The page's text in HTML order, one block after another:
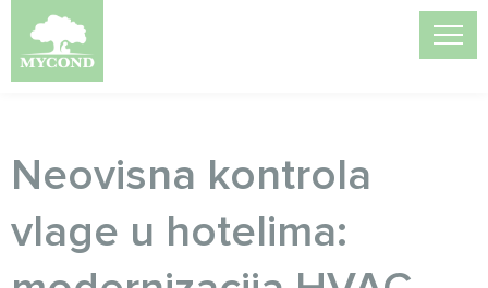
Neovisna kontrola
vlage u hotelima: